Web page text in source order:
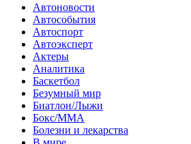
Автоновости
Автособытия
Автоспорт
Автоэксперт
Актеры
Аналитика
Баскетбол
Безумный мир
Биатлон/Лыжи
Бокс/MMA
Болезни и лекарства